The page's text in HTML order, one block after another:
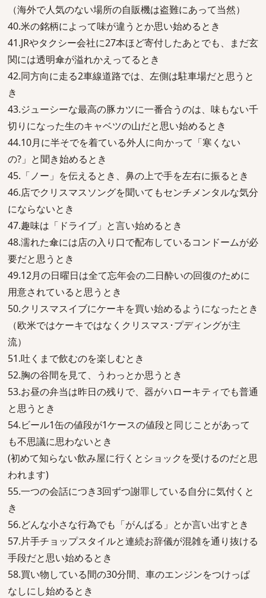
（海外で人気のない場所の自販機は盗難にあって当然）
40.米の銘柄によって味が違うとか思い始めるとき
41.JRやタクシー会社に27本ほど寄付したあとでも、まだ玄
関には透明傘が溢れかえってるとき
42.同方向に走る2車線道路では、左側は駐車場だと思うと
き
43.ジューシーな最高の豚カツに一番合うのは、味もない千
切りになった生のキャベツの山だと思い始めるとき
44.10月に半そでを着ている外人に向かって「寒くない
の?」と聞き始めるとき
45.「ノー」を伝えるとき、鼻の上で手を左右に振るとき
46.店でクリスマスソングを聞いてもセンチメンタルな気分
にならないとき
47.趣味は「ドライブ」と言い始めるとき
48.濡れた傘には店の入り口で配布しているコンドームが必
要だと思うとき
49.12月の日曜日は全て忘年会の二日酔いの回復のために
用意されていると思うとき
50.クリスマスイブにケーキを買い始めるようになったとき
（欧米ではケーキではなくクリスマス･プディングが主
流）
51.吐くまで飲むのを楽しむとき
52.胸の谷間を見て、うわっとか思うとき
53.お昼の弁当は昨日の残りで、器がハローキティでも普通
と思うとき
54.ビール1缶の値段が1ケースの値段と同じことがあって
も不思議に思わないとき
(初めて知らない飲み屋に行くとショックを受けるのだと思
われます)
55.一つの会話につき3回ずつ謝罪している自分に気付くと
き
56.どんな小さな行為でも「がんばる」とか言い出すとき
57.片手チョップスタイルと連続お辞儀が混雑を通り抜ける
手段だと思い始めるとき
58.買い物している間の30分間、車のエンジンをつけっぱ
なしにし始めるとき